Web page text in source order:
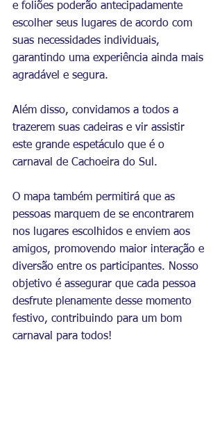
e foliões poderão antecipadamente
escolher seus lugares de acordo com
suas necessidades individuais,
garantindo uma experiência ainda mais
agradável e segura.
Além disso, convidamos a todos a
trazerem suas cadeiras e vir assistir
este grande espetáculo que é o
carnaval de Cachoeira do Sul.
O mapa também permitirá que as
pessoas marquem de se encontrarem
nos lugares escolhidos e enviem aos
amigos, promovendo maior interação e
diversão entre os participantes. Nosso
objetivo é assegurar que cada pessoa
desfrute plenamente desse momento
festivo, contribuindo para um bom
carnaval para todos!